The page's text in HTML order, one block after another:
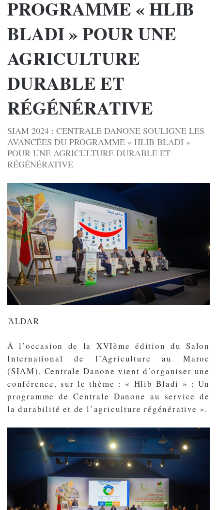
PROGRAMME « HLIB
BLADI » POUR UNE
AGRICULTURE
DURABLE ET
RÉGÉNÉRATIVE
SIAM 2024 : CENTRALE DANONE SOULIGNE LES
AVANCÉES DU PROGRAMME « HLIB BLADI »
POUR UNE AGRICULTURE DURABLE ET
RÉGÉNÉRATIVE
َALDAR
À l’occasion de la XVIème édition du Salon
International de l’Agriculture au Maroc
(SIAM), Centrale Danone vient d’organiser une
conférence, sur le thème : « Hlib Bladi » : Un
programme de Centrale Danone au service de
la durabilité et de l’agriculture régénérative ».